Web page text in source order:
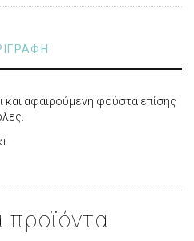
και αφαιρούμενη φούστα επίσης
προϊόντα